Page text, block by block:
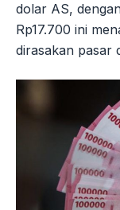
dolar AS,
Rp17.700 ini
dirasakan pasar